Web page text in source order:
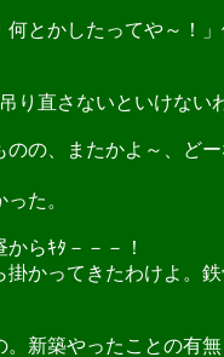
とかしたってや～！
直さないといけない
の、またかよ～、ど
た。
らｷﾀ－－－！
かってきたわけよ。
新築やったことの有